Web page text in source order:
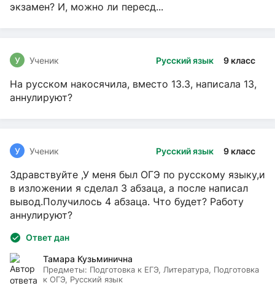
экзамен? И, можно ли пересд...
Русский язык 9 класс
У Ученик
На русском накосячила, вместо 13.3, написала 13,
аннулируют?
Русский язык 9 класс
У Ученик
Здравствуйте ,У меня был ОГЭ по русскому языку,и
в изложении я сделал 3 абзаца, а после написал
вывод.Получилось 4 абзаца. Что будет? Работу
аннулируют?
Ответ дан
Тамара Кузьминична
Предметы: Подготовка к ЕГЭ, Литература, Подготовка
к ОГЭ, Русский язык